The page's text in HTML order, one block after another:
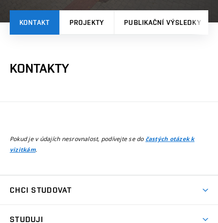
KONTAKT PROJEKTY PUBLIKAČNÍ VÝSLEDKY
KONTAKTY
Pokud je v údajích nesrovnalost, podívejte se do častých otázek k
vizitkám.
CHCI STUDOVAT
STUDUJI